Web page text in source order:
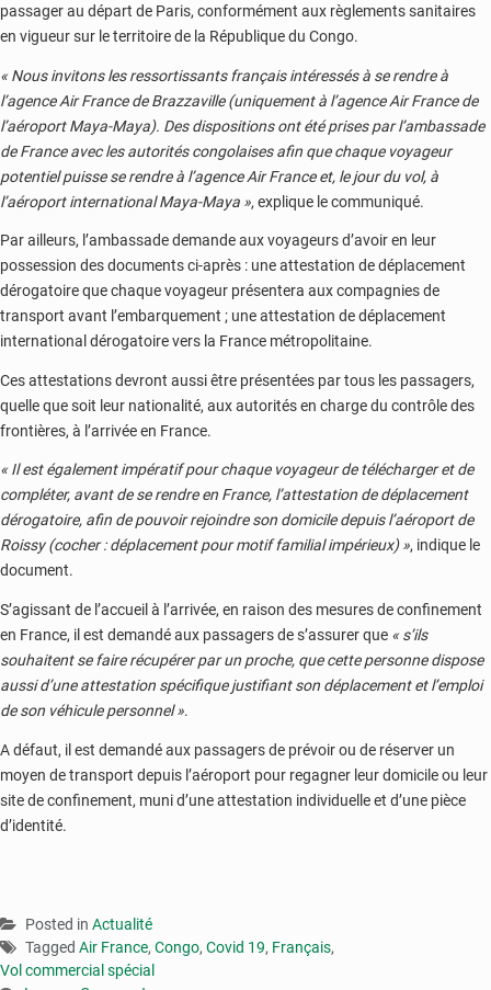
passager au départ de Paris, conformément aux règlements sanitaires
en vigueur sur le territoire de la République du Congo.
« Nous invitons les ressortissants français intéressés à se rendre à
l’agence Air France de Brazzaville (uniquement à l’agence Air France de
l’aéroport Maya-Maya). Des dispositions ont été prises par l’ambassade
de France avec les autorités congolaises afin que chaque voyageur
potentiel puisse se rendre à l’agence Air France et, le jour du vol, à
l’aéroport international Maya-Maya », explique le communiqué.
Par ailleurs, l’ambassade demande aux voyageurs d’avoir en leur
possession des documents ci-après : une attestation de déplacement
dérogatoire que chaque voyageur présentera aux compagnies de
transport avant l’embarquement ; une attestation de déplacement
international dérogatoire vers la France métropolitaine.
Ces attestations devront aussi être présentées par tous les passagers,
quelle que soit leur nationalité, aux autorités en charge du contrôle des
frontières, à l’arrivée en France.
« Il est également impératif pour chaque voyageur de télécharger et de
compléter, avant de se rendre en France, l’attestation de déplacement
dérogatoire, afin de pouvoir rejoindre son domicile depuis l’aéroport de
Roissy (cocher : déplacement pour motif familial impérieux) », indique le
document.
S’agissant de l’accueil à l’arrivée, en raison des mesures de confinement
en France, il est demandé aux passagers de s’assurer que « s’ils
souhaitent se faire récupérer par un proche, que cette personne dispose
aussi d’une attestation spécifique justifiant son déplacement et l’emploi
de son véhicule personnel ».
A défaut, il est demandé aux passagers de prévoir ou de réserver un
moyen de transport depuis l’aéroport pour regagner leur domicile ou leur
site de confinement, muni d’une attestation individuelle et d’une pièce
d’identité.
Posted in Actualité
Tagged Air France, Congo, Covid 19, Français,
Vol commercial spécial